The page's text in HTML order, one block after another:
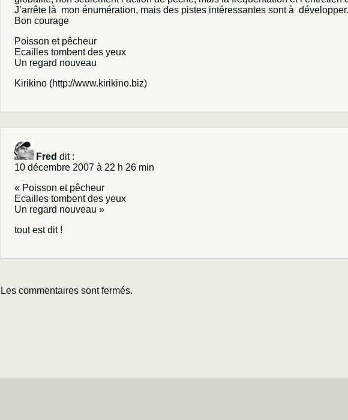
J’arrête là mon énumération, mais des pistes intéressantes sont à développer.
Bon courage
Poisson et pêcheur
Ecailles tombent des yeux
Un regard nouveau
Kirikino (http://www.kirikino.biz)
Fred dit :
10 décembre 2007 à 22 h 26 min
« Poisson et pêcheur
Ecailles tombent des yeux
Un regard nouveau »
tout est dit !
Les commentaires sont fermés.